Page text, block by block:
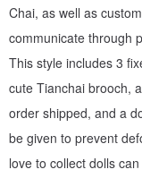
Chai, as well as
communicate through
This style includes 3
cute Tianchai brooch,
order shipped, and a
be given to prevent
love to collect dolls